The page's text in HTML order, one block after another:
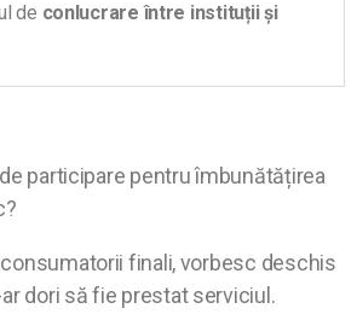
de conlucrare între instituții și
participare pentru îmbunătățirea
finali, vorbesc deschis
dori să fie prestat serviciul.